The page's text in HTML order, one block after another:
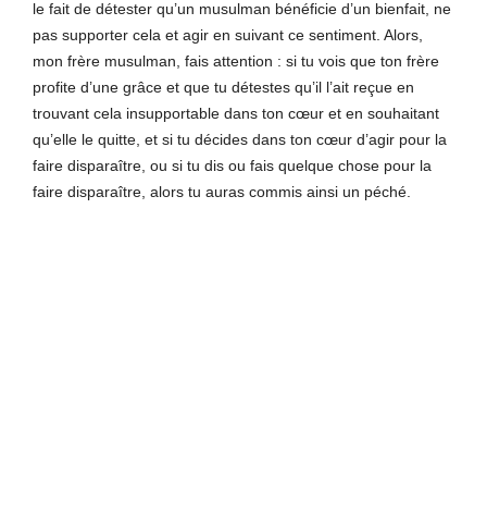
le fait de détester qu’un musulman bénéficie d’un bienfait, ne
pas supporter cela et agir en suivant ce sentiment. Alors,
mon frère musulman, fais attention : si tu vois que ton frère
profite d’une grâce et que tu détestes qu’il l’ait reçue en
trouvant cela insupportable dans ton cœur et en souhaitant
qu’elle le quitte, et si tu décides dans ton cœur d’agir pour la
faire disparaître, ou si tu dis ou fais quelque chose pour la
faire disparaître, alors tu auras commis ainsi un péché.